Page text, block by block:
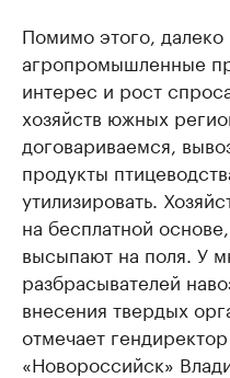
Помимо этого, далеко
агропромышленные
интерес и рост
хозяйств южных
договариваемся,
продукты
утилизировать.
на бесплатной
высыпают на поля. У
разбрасывателей
внесения твердых
отмечает
«Новороссийск»